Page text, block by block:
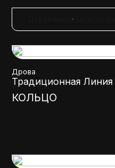
Деревянные аксессуары
Дрова
Традиционная Линия
КОЛЬЦО